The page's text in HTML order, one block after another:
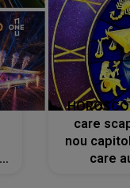
care
nou
care